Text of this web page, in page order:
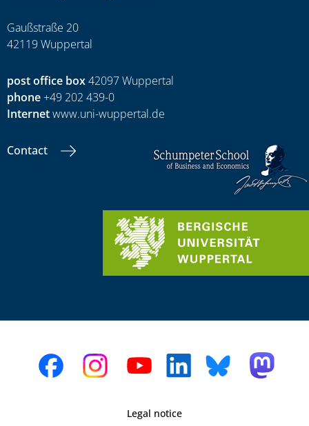
Gaußstraße 20
42119 Wuppertal
post office box42097 Wuppertal
phone+49 202 439-0
Internetwww.uni-wuppertal.de
Contact
Legal notice